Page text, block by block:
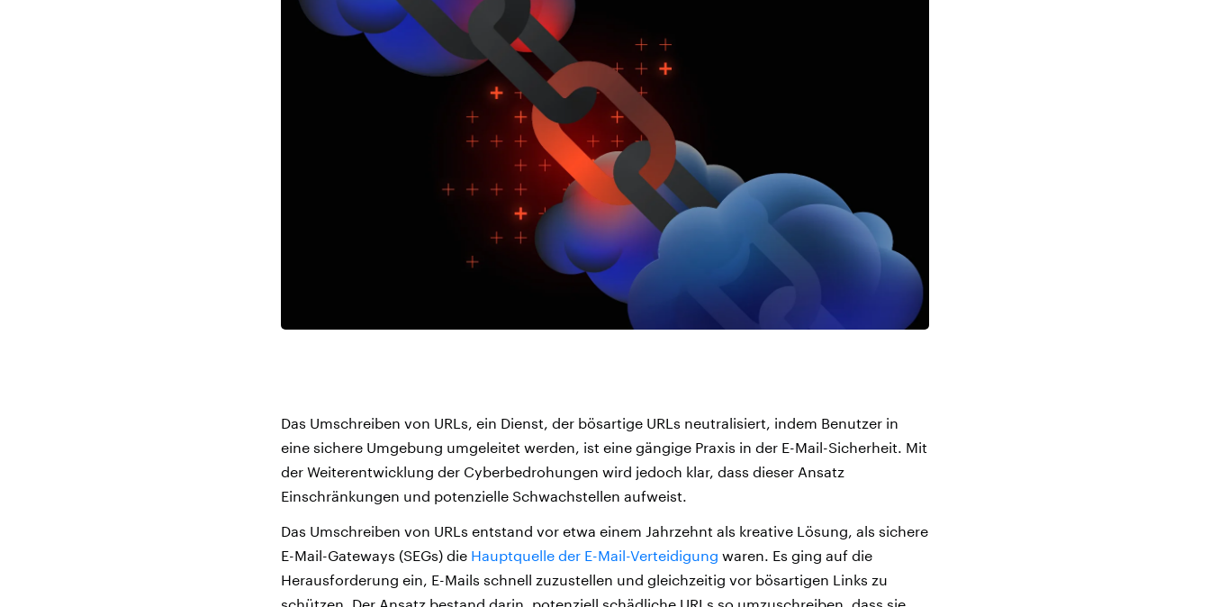
Das Umschreiben von URLs, ein Dienst, der bösartige URLs neutralisiert, indem Benutzer in
eine sichere Umgebung umgeleitet werden, ist eine gängige Praxis in der E-Mail-Sicherheit. Mit
der Weiterentwicklung der Cyberbedrohungen wird jedoch klar, dass dieser Ansatz
Einschränkungen und potenzielle Schwachstellen aufweist.
Das Umschreiben von URLs entstand vor etwa einem Jahrzehnt als kreative Lösung, als sichere
E-Mail-Gateways (SEGs) die Hauptquelle der E-Mail-Verteidigung waren. Es ging auf die
Herausforderung ein, E-Mails schnell zuzustellen und gleichzeitig vor bösartigen Links zu